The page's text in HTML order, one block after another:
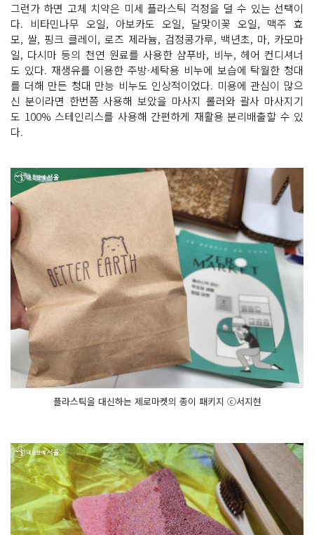
그런가 하면 고체 치약은 미세 플라스틱 걱정을 덜 수 있는 선택이
다. 비타민나무 오일, 아보카도 오일, 달맞이꽃 오일, 맥주 효
모, 쌀, 핑크 클레이, 로즈 제라늄, 검정콩가루, 백년초, 마, 카모마
일, 다시마 등의 천연 원료를 사용한 샴푸바, 비누, 헤어 컨디셔너
도 있다. 재생유를 이용한 주방·세탁용 비누에 보습에 탁월한 청대
를 더해 만든 청대 만능 비누도 인상적이었다. 미용에 관심이 많으
신 분이라면 한번쯤 사용해 보았을 마사지 롤러와 괄사 마사지기
도 100% 스테인리스를 사용해 간편하게 재활용 분리배출할 수 있
다.
플라스틱을 대신하는 제로마켓의 종이 패키지 ⓒ서지현